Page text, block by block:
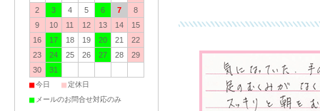
2
3 4 5 6 7
8
9
10 11 12 13 14
15
16
17 18 19 20 21
22
23
24 25 26 27 28
29
30
31
■今日 ■定休日
■ メールのお問合せ対応のみ